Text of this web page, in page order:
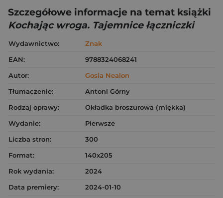
Szczegółowe informacje na temat książki
Kochając wroga. Tajemnice łączniczki
Wydawnictwo:
Znak
EAN:
9788324068241
Autor:
Gosia Nealon
Tłumaczenie:
Antoni Górny
Rodzaj oprawy:
Okładka broszurowa (miękka)
Wydanie:
Pierwsze
Liczba stron:
300
Format:
140x205
Rok wydania:
2024
Data premiery:
2024-01-10